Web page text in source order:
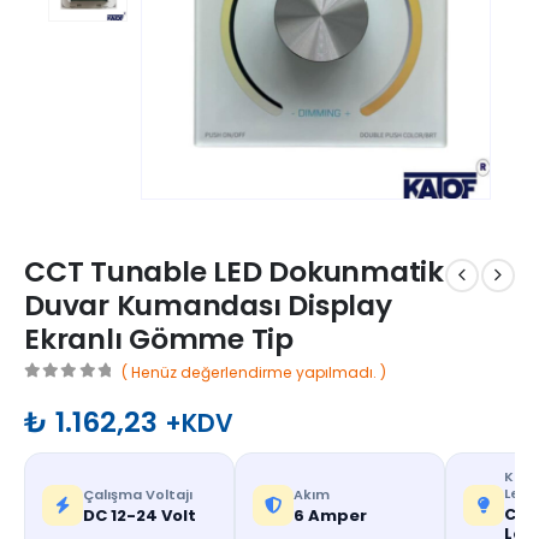
CCT Tunable LED Dokunmatik
Duvar Kumandası Display
Ekranlı Gömme Tip
( Henüz değerlendirme yapılmadı. )
₺ 1.162,23 +KDV
Çalışma Voltajı
DC 12-24 Volt
Akım
6 Amper
Led